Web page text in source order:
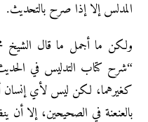
المدلس إلا إذا صرح بالتحديث.
ولكن ما أجمل ما قال الشيخ
“شرح كتاب التدليس في
كغيرهما، لكن ليس لأي إنسان
بالعنعنة في الصحيحين، إلا أن